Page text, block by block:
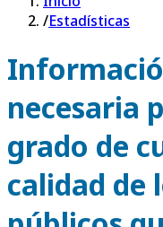
/Estadísticas
necesaria
grado de
calidad de